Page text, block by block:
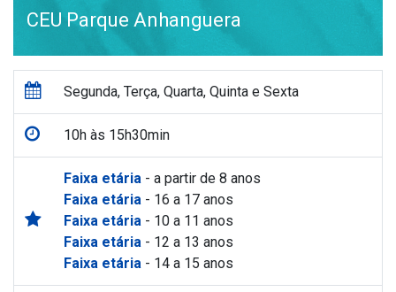
CEU Parque Anhanguera
Segunda, Terça, Quarta, Quinta e Sexta
10h às 15h30min
Faixa etária - a partir de 8 anos
Faixa etária - 16 a 17 anos
Faixa etária - 10 a 11 anos
Faixa etária - 12 a 13 anos
Faixa etária - 14 a 15 anos